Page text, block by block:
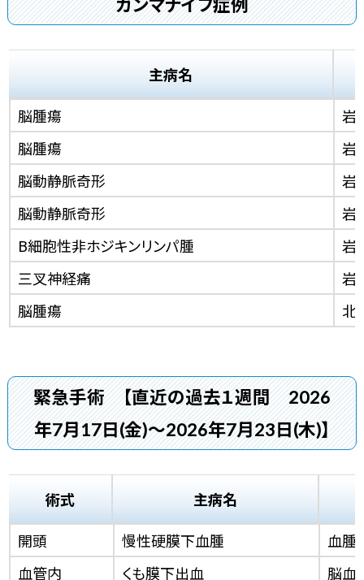
ガンマナイフ症例
主病名
脳腫瘍
岩
脳腫瘍
岩
脳動静脈奇形
岩
脳動静脈奇形
岩
B細胞性非ホジキンリンパ腫
岩
三叉神経痛
岩
脳腫瘍
北
緊急手術
【直近の過去１週間 2026
年7月17日(金)～2026年7月23日(木)】
術式
主病名
開頭
慢性硬膜下血腫
血腫
血管内
くも膜下出血
脳血